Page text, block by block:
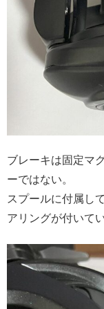
ブレーキは固定マ
ーではない。
スプールに付属し
アリングが付いてい